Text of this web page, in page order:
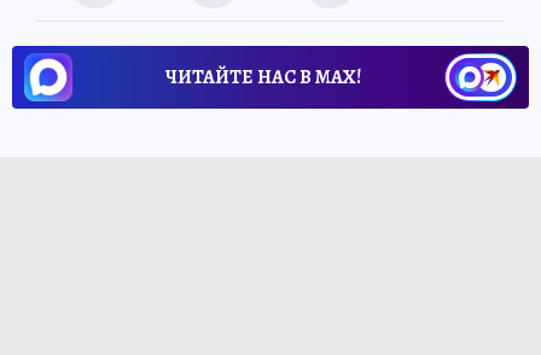
ЧИТАЙТЕ НАС В МАХ!